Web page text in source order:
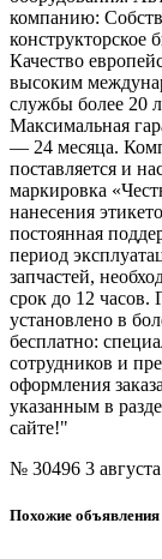
компанию:
конструкторское
Качество
высоким
службы более 20
Максимальная
— 24 месяца.
поставляется и
маркировка
нанесения
постоянная
период
запчастей,
срок до 12 часов.
установлено в
бесплатно:
сотрудников и
оформления
указанным в
сайте!"
№ 30496 3
Похожие объявления